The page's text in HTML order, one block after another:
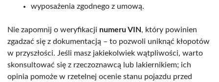
wyposażenia zgodnego z umową.
Nie zapomnij o weryfikacji numeru VIN, który powinien
zgadzać się z dokumentacją – to pozwoli uniknąć kłopotów
w przyszłości. Jeśli masz jakiekolwiek wątpliwości, warto
skonsultować się z rzeczoznawcą lub lakiernikiem; ich
opinia pomoże w rzetelnej ocenie stanu pojazdu przed